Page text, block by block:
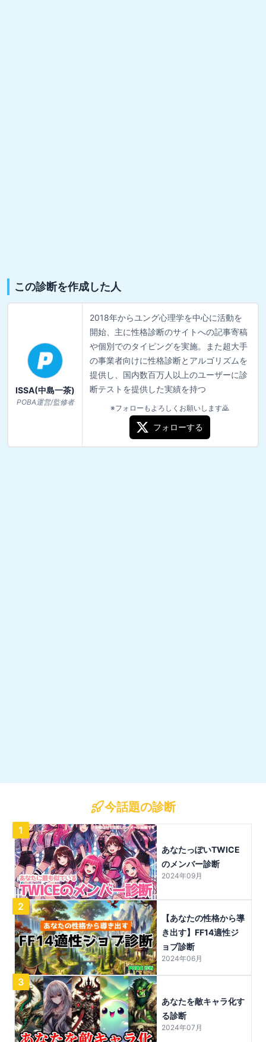
この診断を作成した人
ISSA(中島一茶)
POBA運営/監修者
2018年からユング心理学を中心に活動を
開始、主に性格診断のサイトへの記事寄稿
や個別でのタイピングを実施。また超大手
の事業者向けに性格診断とアルゴリズムを
提供し、国内数百万人以上のユーザーに診
断テストを提供した実績を持つ
※フォローもよろしくお願いします🙇
フォローする
今話題の診断
1
あなたっぽいTWICE
のメンバー診断
2024年09月
2
【あなたの性格から導
き出す】FF14適性ジ
ョブ診断
2024年06月
3
あなたを敵キャラ化す
る診断
2024年07月